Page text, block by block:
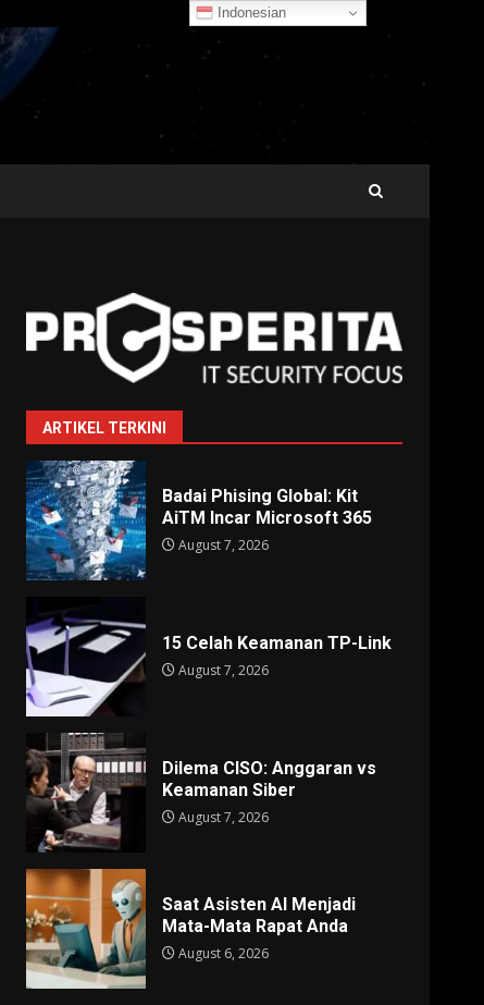
ARTIKEL TERKINI
Badai Phising Global: Kit
AiTM Incar Microsoft 365
August 7, 2026
15 Celah Keamanan TP-Link
August 7, 2026
Dilema CISO: Anggaran vs
Keamanan Siber
August 7, 2026
Saat Asisten AI Menjadi
Mata-Mata Rapat Anda
August 6, 2026
Indonesian